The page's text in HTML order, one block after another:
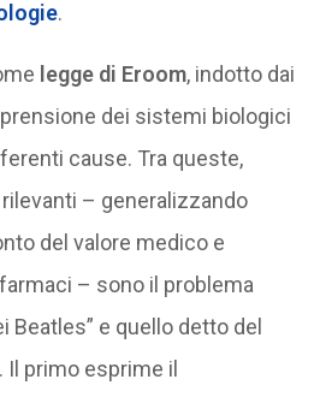
.
legge di Eroom, indotto dai
dei sistemi biologici
cause. Tra queste,
– generalizzando
del valore medico e
– sono il problema
Beatles” e quello detto del
Il primo esprime il